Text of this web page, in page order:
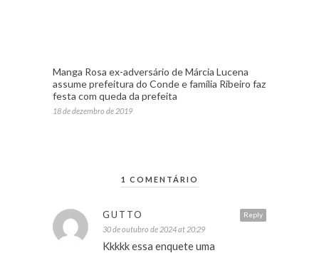
Manga Rosa ex-adversário de Márcia Lucena
assume prefeitura do Conde e família Ribeiro faz
festa com queda da prefeita
18 de dezembro de 2019
1 COMENTÁRIO
Reply
GUTTO
30 de outubro de 2024 at 20:29
Kkkkk essa enquete uma